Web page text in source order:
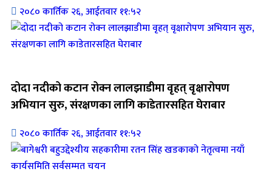
२०८० कार्तिक २६, आईतवार ११:५२
दोदा नदीको कटान रोक्न लालझाडीमा वृहत् वृक्षारोपण
अभियान सुरु, संरक्षणका लागि काडेतारसहित घेराबार
२०८० कार्तिक २६, आईतवार ११:५२